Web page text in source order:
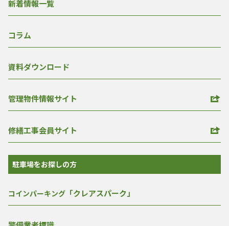
新着情報一覧
コラム
資料ダウンロード
管理物件情報サイト
修繕工事会員サイト
駐車場をお探しの方
コインパーキング 「クレアスパーク」